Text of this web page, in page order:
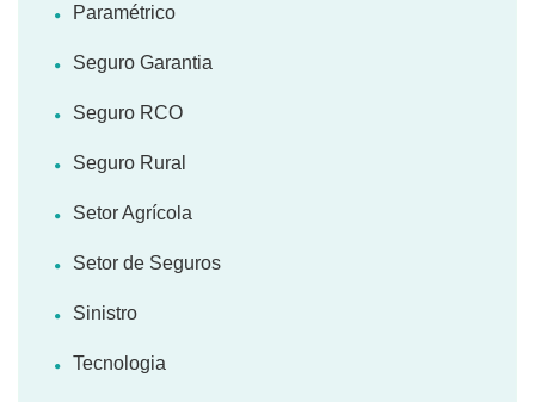
Paramétrico
Seguro Garantia
Seguro RCO
Seguro Rural
Setor Agrícola
Setor de Seguros
Sinistro
Tecnologia